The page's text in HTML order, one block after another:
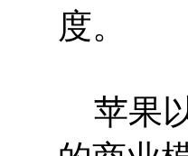
度。
苹果